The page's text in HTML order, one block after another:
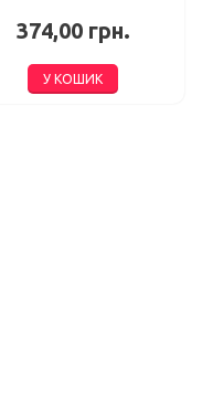
374,00 грн.
У КОШИК